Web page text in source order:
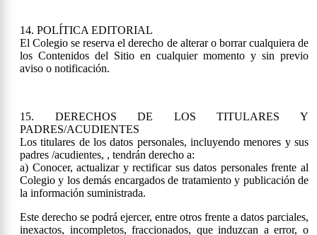
14. POLÍTICA EDITORIAL
El Colegio se reserva el derecho de alterar o borrar cualquiera de
los Contenidos del Sitio en cualquier momento y sin previo
aviso o notificación.
15. DERECHOS DE LOS TITULARES Y
PADRES/ACUDIENTES
Los titulares de los datos personales, incluyendo menores y sus
padres /acudientes, , tendrán derecho a:
a) Conocer, actualizar y rectificar sus datos personales frente al
Colegio y los demás encargados de tratamiento y publicación de
la información suministrada.
Este derecho se podrá ejercer, entre otros frente a datos parciales,
inexactos, incompletos, fraccionados, que induzcan a error, o